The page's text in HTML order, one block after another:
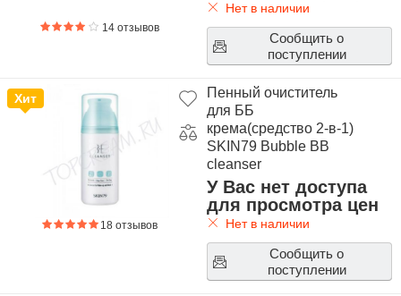
14 отзывов
Нет в наличии
Сообщить о
поступлении
18 отзывов
Хит
Пенный очиститель
для ББ
крема(средство 2-в-1)
SKIN79 Bubble BB
cleanser
У Вас нет доступа
для просмотра цен
Нет в наличии
Сообщить о
поступлении